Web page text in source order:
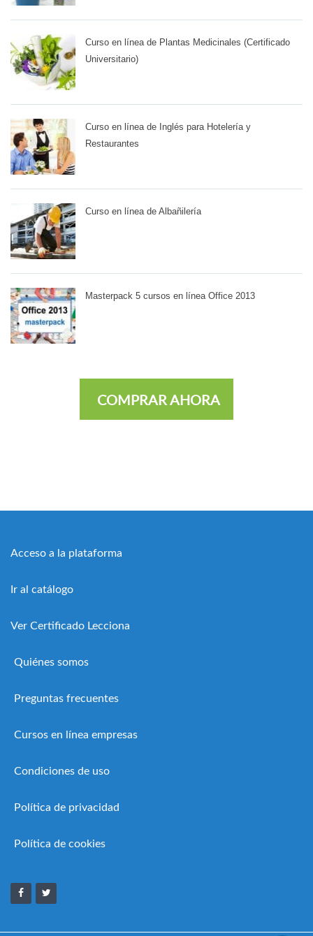
Curso en línea de Plantas Medicinales (Certificado
Universitario)
Curso en línea de Inglés para Hotelería y
Restaurantes
Curso en línea de Albañilería
Masterpack 5 cursos en línea Office 2013
COMPRAR AHORA
Acceso a la plataforma
Ir al catálogo
Ver Certificado Lecciona
Quiénes somos
Preguntas frecuentes
Cursos en línea empresas
Condiciones de uso
Política de privacidad
Política de cookies